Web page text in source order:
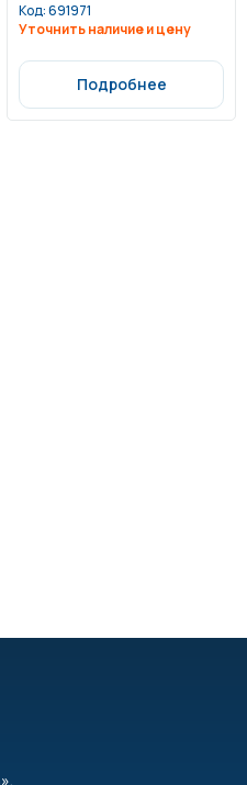
Код:691971
Уточнить наличие и цену
Подробнее
,